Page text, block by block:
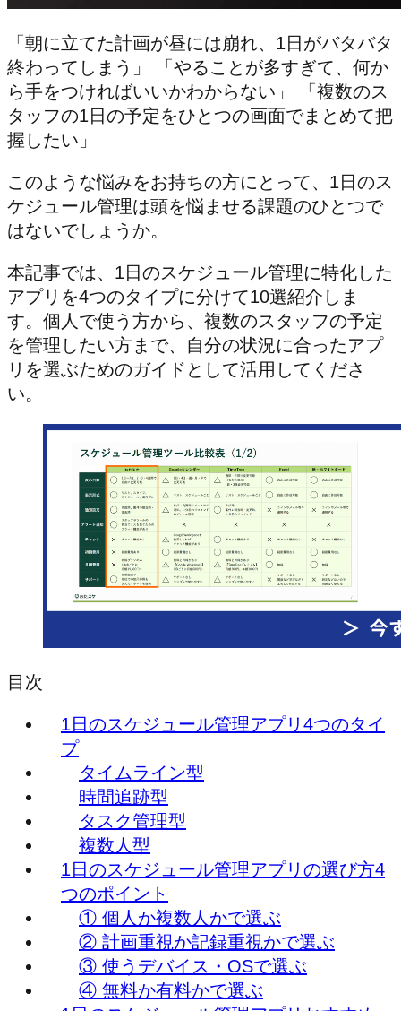
「朝に立てた計画が昼には崩れ、1日がバタバタ
終わってしまう」 「やることが多すぎて、何か
ら手をつければいいかわからない」 「複数のス
タッフの1日の予定をひとつの画面でまとめて把
握したい」
このような悩みをお持ちの方にとって、1日のス
ケジュール管理は頭を悩ませる課題のひとつで
はないでしょうか。
本記事では、1日のスケジュール管理に特化した
アプリを4つのタイプに分けて10選紹介しま
す。個人で使う方から、複数のスタッフの予定
を管理したい方まで、自分の状況に合ったアプ
リを選ぶためのガイドとして活用してくださ
い。
目次
1日のスケジュール管理アプリ4つのタイ
プ
タイムライン型
時間追跡型
タスク管理型
複数人型
1日のスケジュール管理アプリの選び方4
つのポイント
① 個人か複数人かで選ぶ
② 計画重視か記録重視かで選ぶ
③ 使うデバイス・OSで選ぶ
④ 無料か有料かで選ぶ